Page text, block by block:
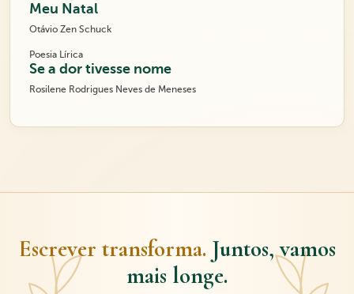
Meu Natal
Otávio Zen Schuck
Poesia Lírica
Se a dor tivesse nome
Rosilene Rodrigues Neves de Meneses
Escrever transforma. Juntos, vamos
mais longe.